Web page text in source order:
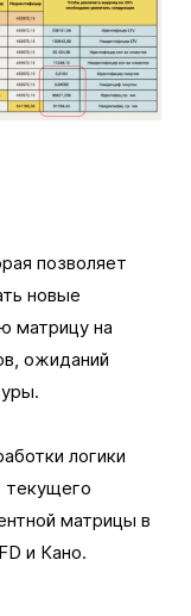
позволяет
новые
матрицу на
ожиданий
логики
текущего
матрицы в
и Кано.